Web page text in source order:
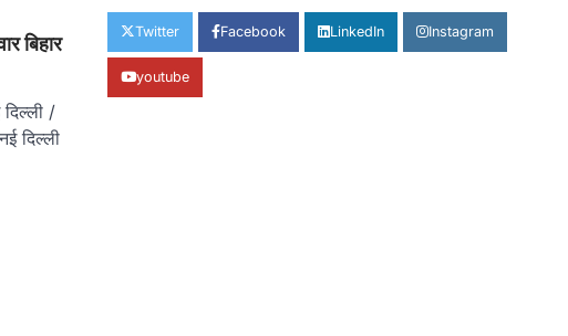
बिहार
/
दिल्ली
Twitter Facebook LinkedIn Instagram
youtube